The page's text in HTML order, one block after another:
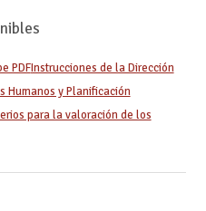
Instrucciones de la Dirección
Humanos y Planificación
para la valoración de los